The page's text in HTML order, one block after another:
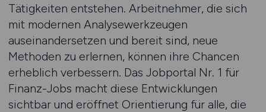
Tätigkeiten entstehen. Arbeitnehmer, die sich
mit modernen Analysewerkzeugen
auseinandersetzen und bereit sind, neue
Methoden zu erlernen, können ihre Chancen
erheblich verbessern. Das Jobportal Nr. 1 für
Finanz-Jobs macht diese Entwicklungen
sichtbar und eröffnet Orientierung für alle, die